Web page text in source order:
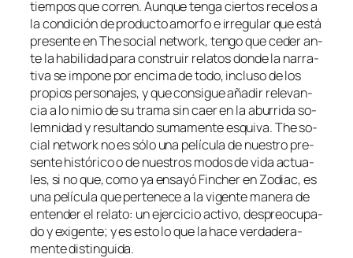
tiem­pos que co­rren. Aunque ten­ga cier­tos re­ce­los a
la con­di­ción de pro­duc­to amor­fo e irre­gu­lar que es­tá
pre­sen­te en The so­cial net­work, ten­go que ce­der an­
te la ha­bi­li­dad pa­ra cons­truir re­la­tos don­de la na­rra­
ti­va se im­po­ne por en­ci­ma de to­do, in­clu­so de los
pro­pios per­so­na­jes, y que con­si­gue aña­dir re­le­van­
cia a lo ni­mio de su tra­ma sin caer en la abu­rri­da so­
lem­ni­dad y re­sul­tan­do su­ma­men­te es­qui­va. The so­
cial net­work no es só­lo una pe­lí­cu­la de nues­tro pre­
sen­te his­tó­ri­co o de nues­tros mo­dos de vi­da ac­tua­
les, si no que, co­mo ya en­sa­yó Fincher en Zodiac, es
una pe­lí­cu­la que per­te­ne­ce a la vi­gen­te ma­ne­ra de
en­ten­der el re­la­to: un ejer­ci­cio ac­ti­vo, des­preo­cu­pa­
do y exi­gen­te; y es es­to lo que la ha­ce ver­da­de­ra­
men­te distinguida.